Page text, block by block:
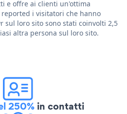
e offre ai clienti un'ottima
i visitatori che hanno
sul loro sito sono stati coinvolti 2,5
altra persona sul loro sito.
250% in contatti